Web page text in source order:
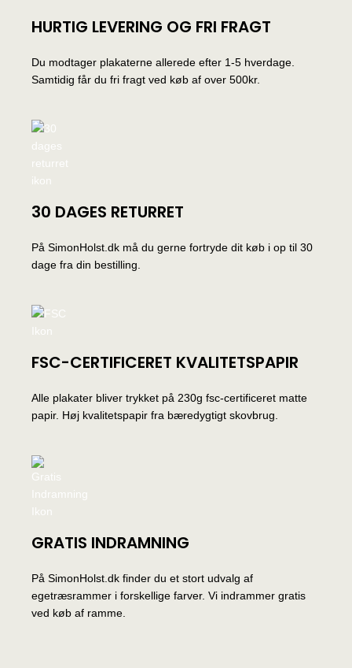
HURTIG LEVERING OG FRI FRAGT
Du modtager plakaterne allerede efter 1-5 hverdage.
Samtidig får du fri fragt ved køb af over 500kr.
30 DAGES RETURRET
På SimonHolst.dk må du gerne fortryde dit køb i op til 30
dage fra din bestilling.
FSC-CERTIFICERET KVALITETSPAPIR
Alle plakater bliver trykket på 230g fsc-certificeret matte
papir. Høj kvalitetspapir fra bæredygtigt skovbrug.
GRATIS INDRAMNING
På SimonHolst.dk finder du et stort udvalg af
egetræsrammer i forskellige farver. Vi indrammer gratis
ved køb af ramme.